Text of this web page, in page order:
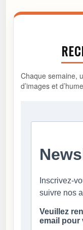
Chaque semaine,
d’images et